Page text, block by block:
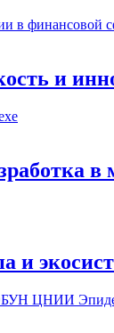
и
в
и